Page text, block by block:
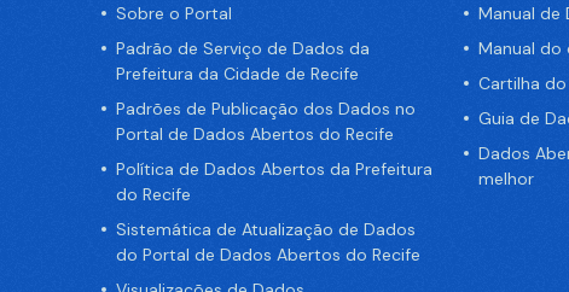
Sobre o Portal
Padrão de Serviço de Dados da
Prefeitura da Cidade de Recife
Padrões de Publicação dos Dados no
Portal de Dados Abertos do Recife
Política de Dados Abertos da Prefeitura
do Recife
Sistemática de Atualização de Dados
do Portal de Dados Abertos do Recife
Manual de
Manual do
Cartilha
Guia de
Dados
melhor